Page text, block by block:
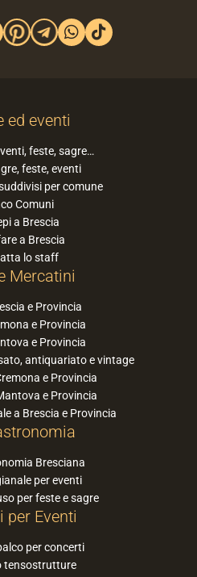
ed eventi
feste, sagre…
feste, eventi
per comune
Comuni
a Brescia
a Brescia
lo staff
Mercatini
e Provincia
e Provincia
e Provincia
antiquariato e vintage
e Provincia
e Provincia
a Brescia e Provincia
Bresciana
per eventi
per feste e sagre
per Eventi
per concerti
tensostrutture